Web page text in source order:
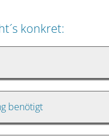
konkret:
benötigt